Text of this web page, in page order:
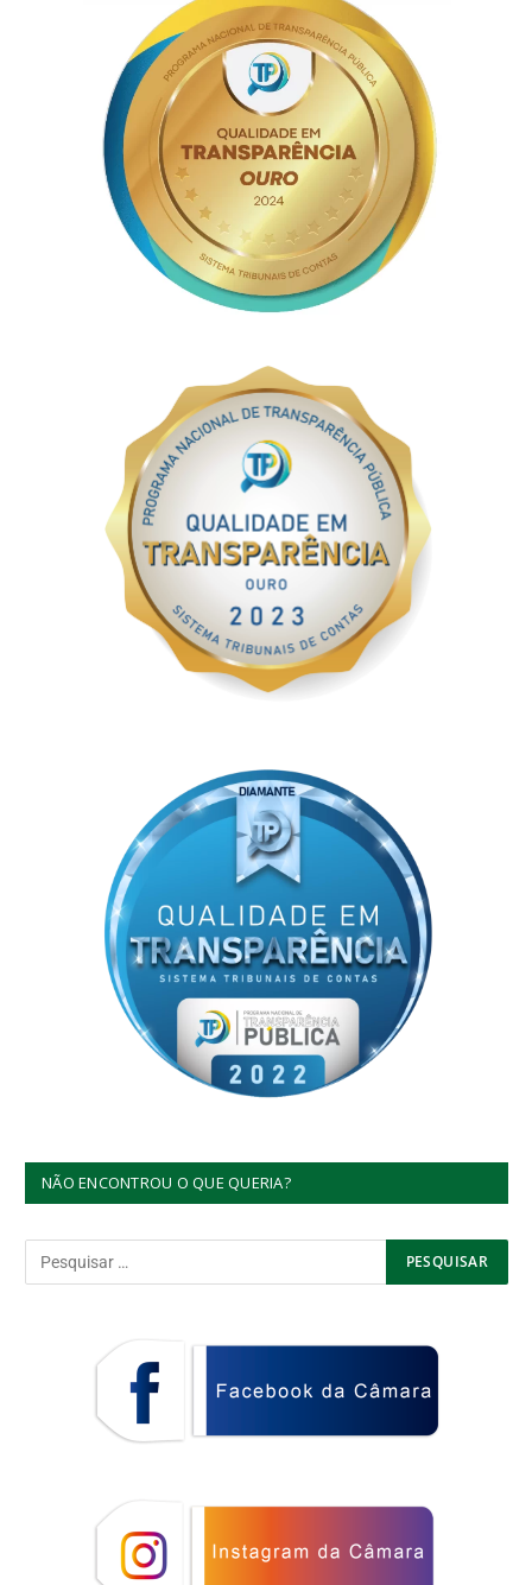
NÃO ENCONTROU O QUE QUERIA?